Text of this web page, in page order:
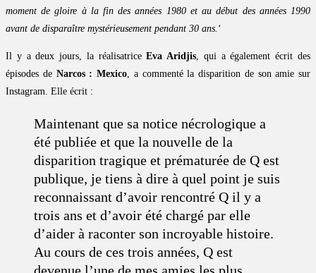
moment de gloire à la fin des années 1980 et au début des années 1990
avant de disparaître mystérieusement pendant 30 ans. ‘
Il y a deux jours, la réalisatriceEva Aridjis , qui a également écrit des
épisodes de Narcos : Mexico , a commenté la disparition de son amie sur
Instagram. Elle écrit :
Maintenant que sa notice nécrologique a
été publiée et que la nouvelle de la
disparition tragique et prématurée de Q est
publique, je tiens à dire à quel point je suis
reconnaissant d’avoir rencontré Q il y a
trois ans et d’avoir été chargé par elle
d’aider à raconter son incroyable histoire.
Au cours de ces trois années, Q est